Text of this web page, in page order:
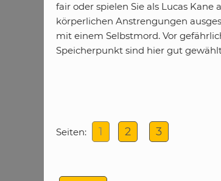
fair oder spielen Sie als Lucas
körperlichen Anstrengungen
mit einem Selbstmord. Vor
Speicherpunkt sind hier gut
Seiten: 1 2 3